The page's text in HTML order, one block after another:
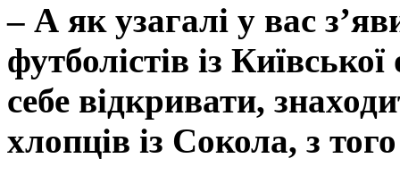
– А як узагалі у вас
футболістів із
себе відкривати,
хлопців із Сокола, з